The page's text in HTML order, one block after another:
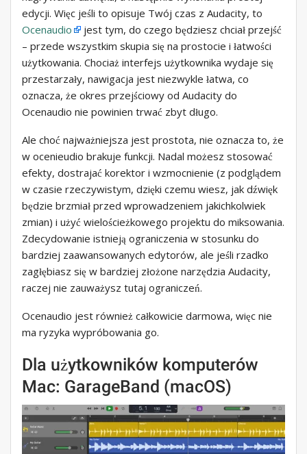
edycji. Więc jeśli to opisuje Twój czas z Audacity, to
Ocenaudio
jest tym, do czego będziesz chciał przejść
– przede wszystkim skupia się na prostocie i łatwości
użytkowania. Chociaż interfejs użytkownika wydaje się
przestarzały, nawigacja jest niezwykle łatwa, co
oznacza, że ​​okres przejściowy od Audacity do
Ocenaudio nie powinien trwać zbyt długo.
Ale choć najważniejsza jest prostota, nie oznacza to, że
w ocenieudio brakuje funkcji. Nadal możesz stosować
efekty, dostrajać korektor i wzmocnienie (z podglądem
w czasie rzeczywistym, dzięki czemu wiesz, jak dźwięk
będzie brzmiał przed wprowadzeniem jakichkolwiek
zmian) i użyć wielościeżkowego projektu do miksowania.
Zdecydowanie istnieją ograniczenia w stosunku do
bardziej zaawansowanych edytorów, ale jeśli rzadko
zagłębiasz się w bardziej złożone narzędzia Audacity,
raczej nie zauważysz tutaj ograniczeń.
Ocenaudio jest również całkowicie darmowa, więc nie
ma ryzyka wypróbowania go.
Dla użytkowników komputerów
Mac: GarageBand (macOS)